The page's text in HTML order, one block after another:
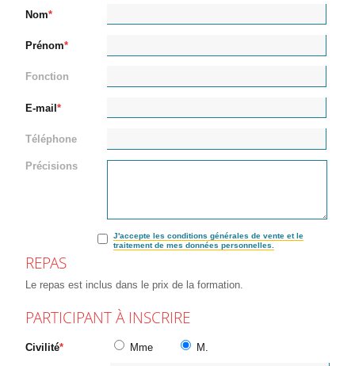
Nom
Prénom
Fonction
E-mail
Téléphone
Précisions
J'accepte les conditions générales de vente et le
traitement de mes données personnelles.
REPAS
Le repas est inclus dans le prix de la formation.
PARTICIPANT À INSCRIRE
Civilité Mme M.